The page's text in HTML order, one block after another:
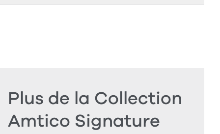
Plus de la Collection
Amtico Signature